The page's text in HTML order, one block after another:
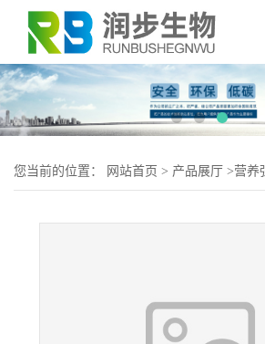
您当前的位置： 网站首页 > 产品展厅 >营养